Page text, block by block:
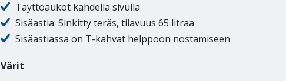
Täyttöaukot kahdella sivulla
Sisäastia: Sinkitty teräs, tilavuus 65 litraa
Sisäastiassa on T-kahvat helppoon nostamiseen
Värit